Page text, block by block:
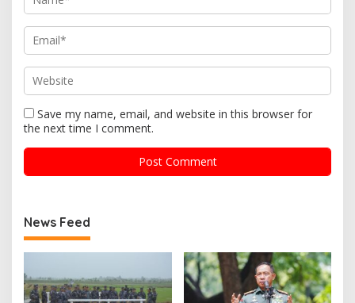
Save my name, email, and website in this browser for
the next time I comment.
News Feed